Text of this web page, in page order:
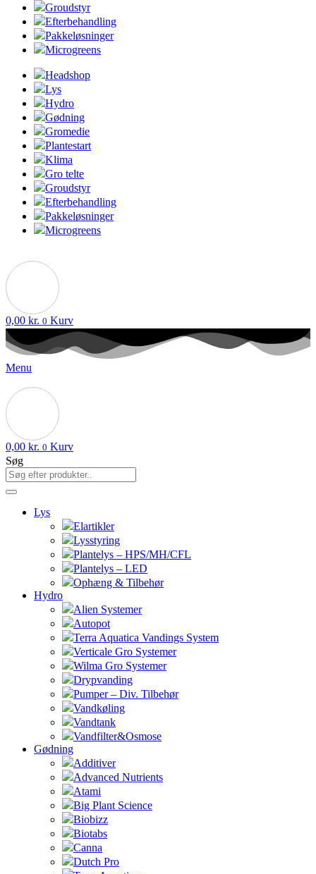
Groudstyr
Efterbehandling
Pakkeløsninger
Microgreens
Headshop
Lys
Hydro
Gødning
Gromedie
Plantestart
Klima
Gro telte
Groudstyr
Efterbehandling
Pakkeløsninger
Microgreens
0,00 kr. 0 Kurv
Menu
0,00 kr. 0 Kurv
Søg
Lys
Elartikler
Lysstyring
Plantelys – HPS/MH/CFL
Plantelys – LED
Ophæng & Tilbehør
Hydro
Alien Systemer
Autopot
Terra Aquatica Vandings System
Verticale Gro Systemer
Wilma Gro Systemer
Drypvanding
Pumper – Div. Tilbehør
Vandkøling
Vandtank
Vandfilter&Osmose
Gødning
Additiver
Advanced Nutrients
Atami
Big Plant Science
Biobizz
Biotabs
Canna
Dutch Pro